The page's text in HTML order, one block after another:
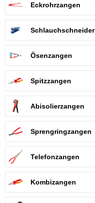
Eckrohrzangen
Schlauchschneider
Ösenzangen
Spitzzangen
Abisolierzangen
Sprengringzangen
Telefonzangen
Kombizangen